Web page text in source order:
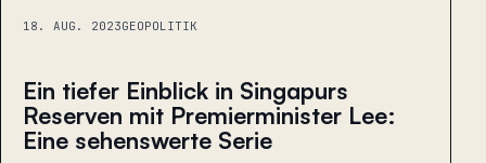
18. AUG. 2023GEOPOLITIK
Ein tiefer Einblick in Singapurs
Reserven mit Premierminister Lee:
Eine sehenswerte Serie